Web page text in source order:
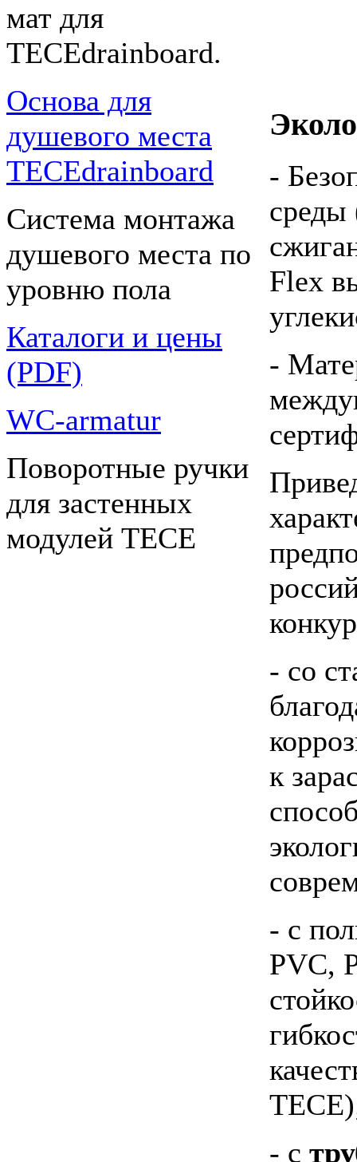
мат для
TECEdrainboard.
Основа для
душевого места
TECEdrainboard
Система монтажа
душевого места по
уровню пола
Каталоги и цены
(PDF)
WC-armatur
Поворотные ручки
для застенных
модулей ТЕСЕ
-
среды
Flex
-
- со
к
- с
PVC,
- с